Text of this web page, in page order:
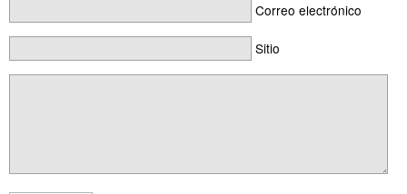
Correo electrónico
Sitio